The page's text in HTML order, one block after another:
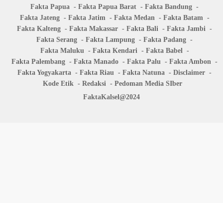
Fakta Papua
Fakta Papua Barat
Fakta Bandung
Fakta Jateng
Fakta Jatim Fakta Medan
Fakta Batam
Fakta Kalteng
Fakta Makassar Fakta Bali
Fakta Jambi
Fakta Serang
Fakta Lampung
Fakta Padang
Fakta Maluku
Fakta Kendari
Fakta Babel
Fakta Palembang
Fakta Manado Fakta Palu
Fakta Ambon
Fakta Yogyakarta
Fakta Riau Fakta Natuna
Disclaimer
Kode Etik
Redaksi
Pedoman Media SIber
FaktaKalsel@2024